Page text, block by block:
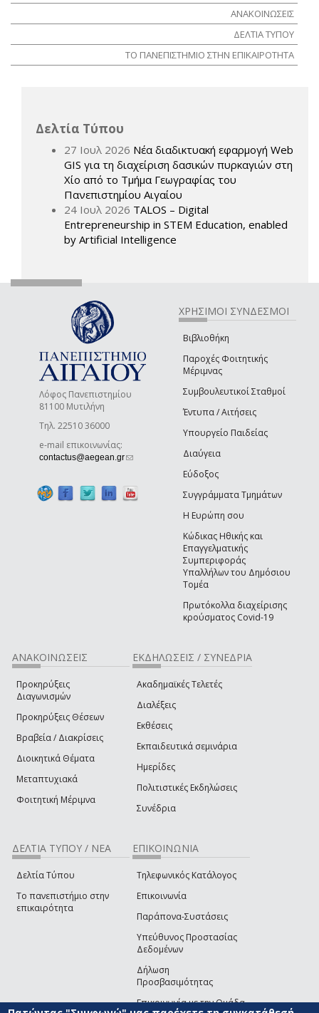
ΑΝΑΚΟΙΝΩΣΕΙΣ
ΔΕΛΤΙΑ ΤΥΠΟΥ
ΤΟ ΠΑΝΕΠΙΣΤΗΜΙΟ ΣΤΗΝ ΕΠΙΚΑΙΡΟΤΗΤΑ
Δελτία Τύπου
27 Ιουλ 2026 Νέα διαδικτυακή εφαρμογή Web
GIS για τη διαχείριση δασικών πυρκαγιών στη
Χίο από το Τμήμα Γεωγραφίας του
Πανεπιστημίου Αιγαίου
24 Ιουλ 2026 TALOS – Digital
Entrepreneurship in STEM Education, enabled
by Artificial Intelligence
Λόφος Πανεπιστημίου
81100 Μυτιλήνη
Τηλ. 22510 36000
e-mail επικοινωνίας:
contactus@aegean.gr(link sends e-mail)
ΧΡΗΣΙΜΟΙ ΣΥΝΔΕΣΜΟΙ
Βιβλιοθήκη
Παροχές Φοιτητικής
Μέριμνας
Συμβουλευτικοί Σταθμοί
Έντυπα / Αιτήσεις
Υπουργείο Παιδείας
Διαύγεια
Εύδοξος
Συγγράμματα Τμημάτων
Η Ευρώπη σου
Κώδικας Ηθικής και
Επαγγελματικής
Συμπεριφοράς
Υπαλλήλων του Δημόσιου
Τομέα
Πρωτόκολλα διαχείρισης
κρούσματος Covid-19
ΑΝΑΚΟΙΝΩΣΕΙΣ
Προκηρύξεις
Διαγωνισμών
Προκηρύξεις Θέσεων
Βραβεία / Διακρίσεις
Διοικητικά Θέματα
Μεταπτυχιακά
Φοιτητική Μέριμνα
ΕΚΔΗΛΩΣΕΙΣ / ΣΥΝΕΔΡΙΑ
Ακαδημαϊκές Τελετές
Διαλέξεις
Εκθέσεις
Εκπαιδευτικά σεμινάρια
Ημερίδες
Πολιτιστικές Εκδηλώσεις
Συνέδρια
ΔΕΛΤΙΑ ΤΥΠΟΥ / ΝΕΑ
Δελτία Τύπου
Το πανεπιστήμιο στην
επικαιρότητα
ΕΠΙΚΟΙΝΩΝΙΑ
Τηλεφωνικός Κατάλογος
Επικοινωνία
Παράπονα-Συστάσεις
Υπεύθυνος Προστασίας
Δεδομένων
Δήλωση
Προσβασιμότητας
Επικοινωνία με την Ομάδα